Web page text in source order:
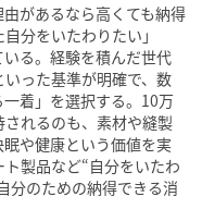
があるなら高くても納得
分をいたわりたい」
る。経験を積んだ世代
った基準が明確で、数
着」を選択する。10万
れるのも、素材や縫製
や健康という価値を実
製品など“自分をいたわ
分のための納得できる消